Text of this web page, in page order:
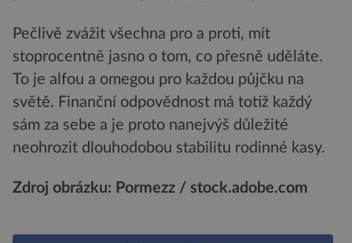
Pečlivě zvážit všechna pro a proti, mít
stoprocentně jasno o tom, co přesně uděláte.
To je alfou a omegou pro každou půjčku na
světě. Finanční odpovědnost má totiž každý
sám za sebe a je proto nanejvýš důležité
neohrozit dlouhodobou stabilitu rodinné kasy.
Zdroj obrázku: Pormezz / stock.adobe.com